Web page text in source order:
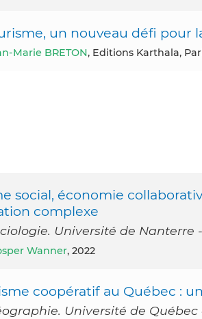
un nouveau défi pour
Marie BRETON, Editions Karthala,
social, économie
complexe
Université de Nanterre
Wanner, 2022
coopératif au Québec :
Université de